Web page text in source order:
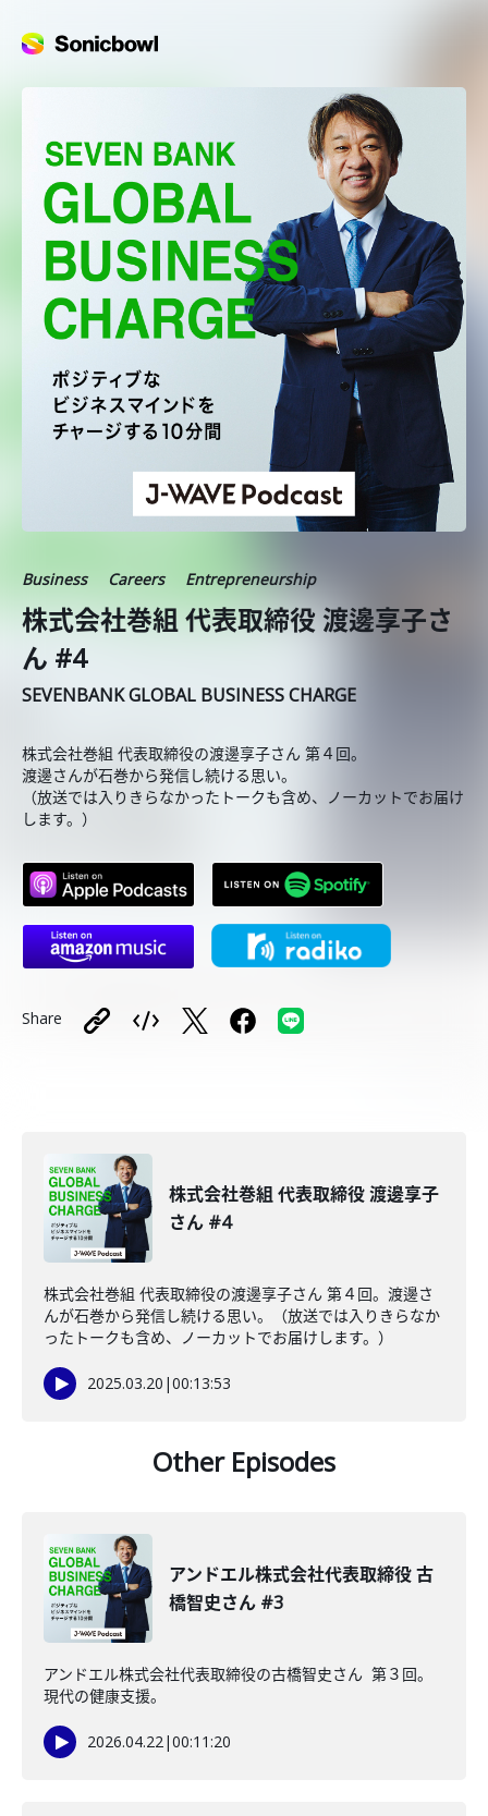
Business Careers Entrepreneurship
株式会社巻組 代表取締役 渡邊享子さ
ん #4
SEVENBANK GLOBAL BUSINESS CHARGE
株式会社巻組 代表取締役の渡邊享子さん 第４回。
渡邊さんが石巻から発信し続ける思い。
（放送では入りきらなかったトークも含め、ノーカットでお届け
します。）
Share
株式会社巻組 代表取締役 渡邊享子
さん #4
株式会社巻組 代表取締役の渡邊享子さん 第４回。渡邊さ
んが石巻から発信し続ける思い。（放送では入りきらなか
ったトークも含め、ノーカットでお届けします。）
2025.03.20 |00:13:53
Other Episodes
アンドエル株式会社代表取締役 古
橋智史さん #3
アンドエル株式会社代表取締役の古橋智史さん 第３回。
現代の健康支援。
2026.04.22|00:11:20